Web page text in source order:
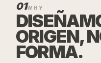
01WHY
ORIGEN,
FORMA.